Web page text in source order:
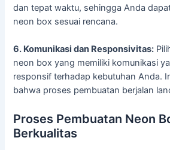
dan tepat waktu, sehingga Anda
neon box sesuai rencana.
6. Komunikasi dan Responsivitas:
neon box yang memiliki komunikasi
responsif terhadap kebutuhan Anda.
bahwa proses pembuatan berjalan
Proses Pembuatan Neon
Berkualitas